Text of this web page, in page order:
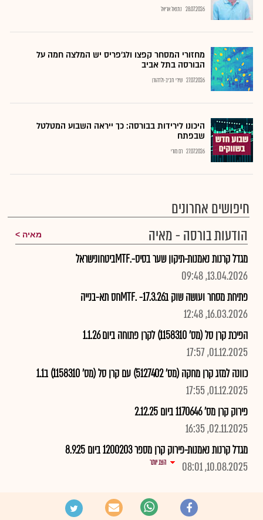
28.07.2026 נתנאל אריאל
מחזורי המסחר קפצו ולג'פריס יש המלצה חמה על
הבורסה בתל אביב
27.07.2026 שירי חביב-ולדהורן
היכונו לירידות בבורסה: כך ייראה השבוע המטלטל
שבפתח
27.07.2026 רם מורי
חיפושים אחרונים
הודעות בורסה - מאיה
מאיה
מגדל קרנות נאמנות-תיקון שער בסיס-.MTFביטחונישראל
13.04.2026, 09:48
פתיחת מסחר ועושה שוק ב17.3.26- .MTFחס תא-בנייה
16.03.2026, 12:48
הפיכת קרן סל (מס' 1158310) לקרן פתוחה ביום 1.1.26
01.12.2025, 17:57
כוונה למזג קרן מחקה (מס' 5127402) עם קרן סל (מס' 1158310) ב1.1
01.12.2025, 17:55
פירוק קרן מס' 1170646 ביום 2.12.25
02.11.2025, 16:35
מגדל קרנות נאמנות-פירוק קרן מספר 1200203 ביום 8.9.25
10.08.2025, 08:01
הצג יותר